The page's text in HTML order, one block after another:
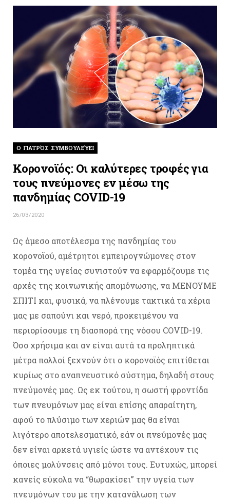
O ΓΙΑΤΡΌΣ ΣΥΜΒΟΥΛΕΎΕΙ
Κορονοϊός: Οι καλύτερες τροφές για
τους πνεύμονες εν μέσω της
πανδημίας COVID-19
26/03/2020
Ως άμεσο αποτέλεσμα της πανδημίας του
κορονοϊού, αμέτρητοι εμπειρογνώμονες στον
τομέα της υγείας συνιστούν να εφαρμόζουμε τις
αρχές της κοινωνικής απομόνωσης, να ΜΕΝΟΥΜΕ
ΣΠΙΤΙ και, φυσικά, να πλένουμε τακτικά τα χέρια
μας με σαπούνι και νερό, προκειμένου να
περιορίσουμε τη διασπορά της νόσου COVID-19.
Όσο χρήσιμα και αν είναι αυτά τα προληπτικά
μέτρα πολλοί ξεχνούν ότι ο κορονοϊός επιτίθεται
κυρίως στο αναπνευστικό σύστημα, δηλαδή στους
πνεύμονές μας. Ως εκ τούτου, η σωστή φροντίδα
των πνευμόνων μας είναι επίσης απαραίτητη,
αφού το πλύσιμο των χεριών μας θα είναι
λιγότερο αποτελεσματικό, εάν οι πνεύμονές μας
δεν είναι αρκετά υγιείς ώστε να αντέχουν τις
όποιες μολύνσεις από μόνοι τους. Ευτυχώς, μπορεί
κανείς εύκολα να “θωρακίσει” την υγεία των
πνευμόνων του με την κατανάλωση των